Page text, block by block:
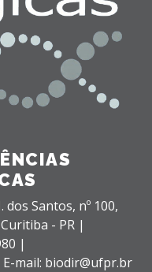
Santos, nº 100,
Curitiba - PR |
|
mail: biodir@ufpr.br